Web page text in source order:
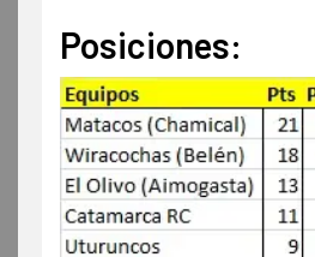
Posiciones: